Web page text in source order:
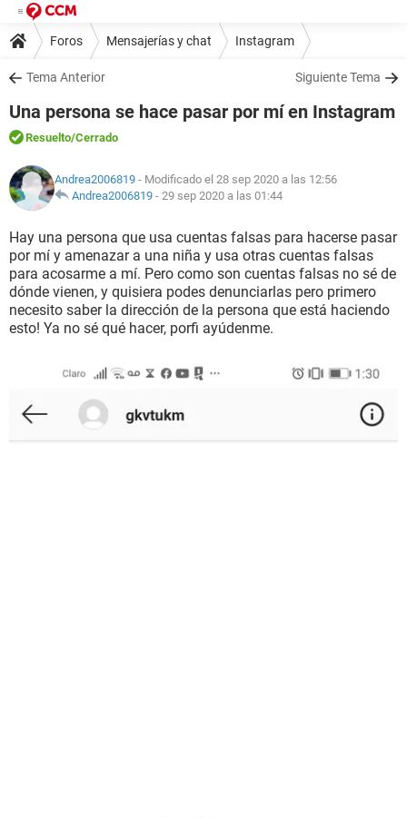
Foros Mensajerías y chat Instagram
Tema Anterior Siguiente Tema
Una persona se hace pasar por mí en Instagram
Resuelto/Cerrado
Andrea2006819 - Modificado el 28 sep 2020 a las 12:56
Andrea2006819 - 29 sep 2020 a las 01:44
Hay una persona que usa cuentas falsas para hacerse pasar
por mí y amenazar a una niña y usa otras cuentas falsas
para acosarme a mí. Pero como son cuentas falsas no sé de
dónde vienen, y quisiera podes denunciarlas pero primero
necesito saber la dirección de la persona que está haciendo
esto! Ya no sé qué hacer, porfi ayúdenme.